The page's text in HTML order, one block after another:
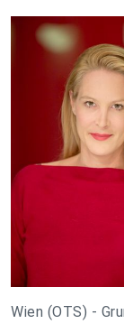
Wien (OTS) -